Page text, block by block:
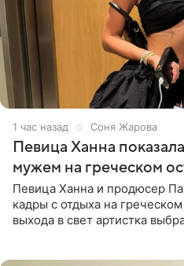
1 час назад Соня Жарова
Певица Ханна
мужем на греческом
Певица Ханна и продюсер
кадры с отдыха на
выхода в свет артистка